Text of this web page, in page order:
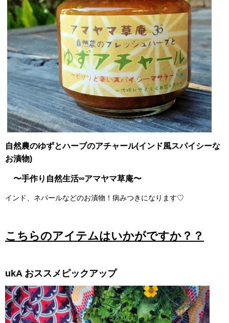
自然農のゆずとハーブのアチャール(インド風スパイシーな
お漬物)
〜手作り自然生活∞アマヤマ草庵〜
インド、ネパールなどのお漬物！病みつきになります♡
こちらのアイテムはいかがですか？？
ukA おススメピックアップ